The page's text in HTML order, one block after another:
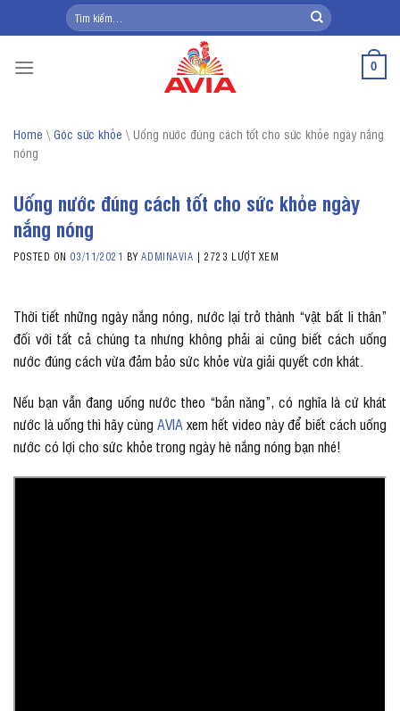
to
Tìm
kiếm:
0
Home \ Góc sức khỏe \ Uống nước đúng cách tốt cho sức khỏe ngày nắng
nóng
Uống nước đúng cách tốt cho sức khỏe ngày
nắng nóng
POSTED ON 03/11/2021 BYADMINAVIA |2723 LƯỢT XEM
Thời tiết những ngày nắng nóng, nước lại trở thành “vật bất li thân”
đối với tất cả chúng ta nhưng không phải ai cũng biết cách uống
nước đúng cách vừa đảm bảo sức khỏe vừa giải quyết cơn khát.
Nếu bạn vẫn đang uống nước theo “bản năng”, có nghĩa là cứ khát
nước là uống thì hãy cùng AVIAxem hết video này để biết cách uống
nước có lợi cho sức khỏe trong ngày hè nắng nóng bạn nhé!